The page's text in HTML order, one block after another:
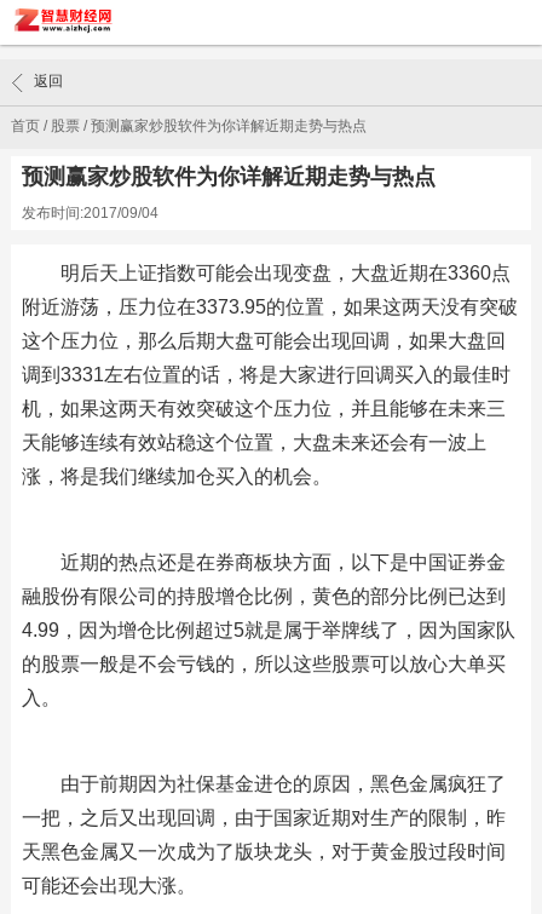
首页/ 股票/预测赢家炒股软件为你详解近期走势与热点
返回
预测赢家炒股软件为你详解近期走势与热点
发布时间:2017/09/04
明后天上证指数可能会出现变盘，大盘近期在3360点
附近游荡，压力位在3373.95的位置，如果这两天没有突破
这个压力位，那么后期大盘可能会出现回调，如果大盘回
调到3331左右位置的话，将是大家进行回调买入的最佳时
机，如果这两天有效突破这个压力位，并且能够在未来三
天能够连续有效站稳这个位置，大盘未来还会有一波上
涨，将是我们继续加仓买入的机会。
近期的热点还是在券商板块方面，以下是中国证券金
融股份有限公司的持股增仓比例，黄色的部分比例已达到
4.99，因为增仓比例超过5就是属于举牌线了，因为国家队
的股票一般是不会亏钱的，所以这些股票可以放心大单买
入。
由于前期因为社保基金进仓的原因，黑色金属疯狂了
一把，之后又出现回调，由于国家近期对生产的限制，昨
天黑色金属又一次成为了版块龙头，对于黄金股过段时间
可能还会出现大涨。